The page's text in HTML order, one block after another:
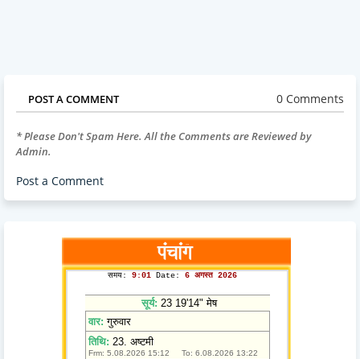
POST A COMMENT 0 Comments
* Please Don't Spam Here. All the Comments are Reviewed by
Admin.
Post a Comment